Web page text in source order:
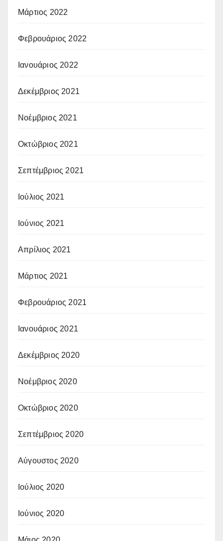
Μάρτιος 2022
Φεβρουάριος 2022
Ιανουάριος 2022
Δεκέμβριος 2021
Νοέμβριος 2021
Οκτώβριος 2021
Σεπτέμβριος 2021
Ιούλιος 2021
Ιούνιος 2021
Απρίλιος 2021
Μάρτιος 2021
Φεβρουάριος 2021
Ιανουάριος 2021
Δεκέμβριος 2020
Νοέμβριος 2020
Οκτώβριος 2020
Σεπτέμβριος 2020
Αύγουστος 2020
Ιούλιος 2020
Ιούνιος 2020